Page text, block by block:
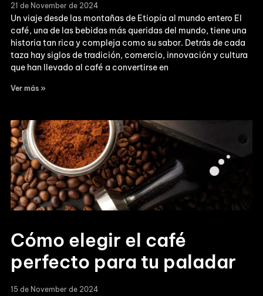
21 de November de 2024
Un viaje desde las montañas de Etiopía al mundo entero El
café, una de las bebidas más queridas del mundo, tiene una
historia tan rica y compleja como su sabor. Detrás de cada
taza hay siglos de tradición, comercio, innovación y cultura
que han llevado al café a convertirse en
Ver más »
Cómo elegir el café
perfecto para tu paladar
15 de November de 2024